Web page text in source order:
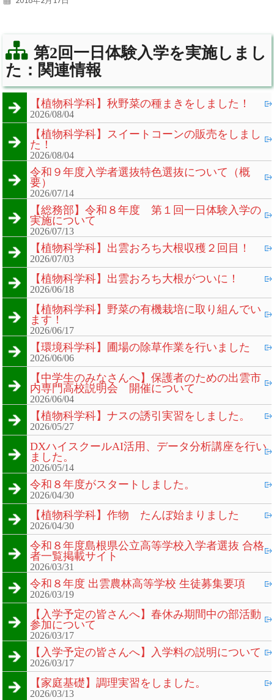
第2回一日体験入学を実施しまし
た：関連情報
【植物科学科】秋野菜の種まきをしました！
2026/08/04
【植物科学科】スイートコーンの販売をしまし
た！
2026/08/04
令和９年度入学者選抜特色選抜について（概
要）
2026/07/14
【総務部】令和８年度 第１回一日体験入学の
実施について
2026/07/13
【植物科学科】出雲おろち大根収穫２回目！
2026/07/03
【植物科学科】出雲おろち大根がついに！
2026/06/18
【植物科学科】野菜の有機栽培に取り組んでい
ます！
2026/06/17
【環境科学科】圃場の除草作業を行いました
2026/06/06
【中学生のみなさんへ】保護者のための出雲市
内専門高校説明会 開催について
2026/06/04
【植物科学科】ナスの誘引実習をしました。
2026/05/27
DXハイスクールAI活用、データ分析講座を行い
ました。
2026/05/14
令和８年度がスタートしました。
2026/04/30
【植物科学科】作物 たんぼ始まりました
2026/04/30
令和８年度島根県公立高等学校入学者選抜 合格
者一覧掲載サイト
2026/03/31
令和８年度 出雲農林高等学校 生徒募集要項
2026/03/19
【入学予定の皆さんへ】春休み期間中の部活動
参加について
2026/03/17
【入学予定の皆さんへ】入学料の説明について
2026/03/17
【家庭基礎】調理実習をしました。
2026/03/13